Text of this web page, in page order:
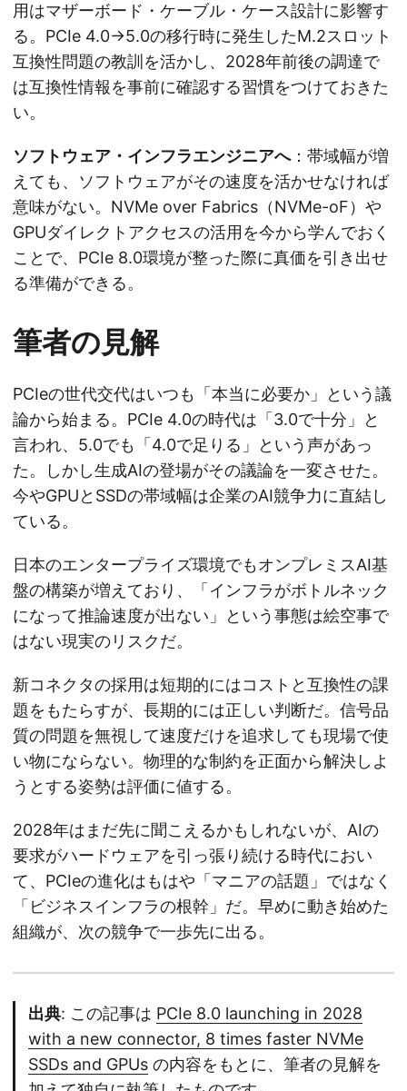
用はマザーボード・ケーブル・ケース設計に影響す
る。PCIe 4.0→5.0の移行時に発生したM.2スロット
互換性問題の教訓を活かし、2028年前後の調達で
は互換性情報を事前に確認する習慣をつけておきた
い。
ソフトウェア・インフラエンジニアへ：帯域幅が増
えても、ソフトウェアがその速度を活かせなければ
意味がない。NVMe over Fabrics（NVMe-oF）や
GPUダイレクトアクセスの活用を今から学んでおく
ことで、PCIe 8.0環境が整った際に真価を引き出せ
る準備ができる。
筆者の見解
PCIeの世代交代はいつも「本当に必要か」という議
論から始まる。PCIe 4.0の時代は「3.0で十分」と
言われ、5.0でも「4.0で足りる」という声があっ
た。しかし生成AIの登場がその議論を一変させた。
今やGPUとSSDの帯域幅は企業のAI競争力に直結し
ている。
日本のエンタープライズ環境でもオンプレミスAI基
盤の構築が増えており、「インフラがボトルネック
になって推論速度が出ない」という事態は絵空事で
はない現実のリスクだ。
新コネクタの採用は短期的にはコストと互換性の課
題をもたらすが、長期的には正しい判断だ。信号品
質の問題を無視して速度だけを追求しても現場で使
い物にならない。物理的な制約を正面から解決しよ
うとする姿勢は評価に値する。
2028年はまだ先に聞こえるかもしれないが、AIの
要求がハードウェアを引っ張り続ける時代におい
て、PCIeの進化はもはや「マニアの話題」ではなく
「ビジネスインフラの根幹」だ。早めに動き始めた
組織が、次の競争で一歩先に出る。
出典: この記事は PCIe 8.0 launching in 2028
with a new connector, 8 times faster NVMe
SSDs and GPUs の内容をもとに、筆者の見解を